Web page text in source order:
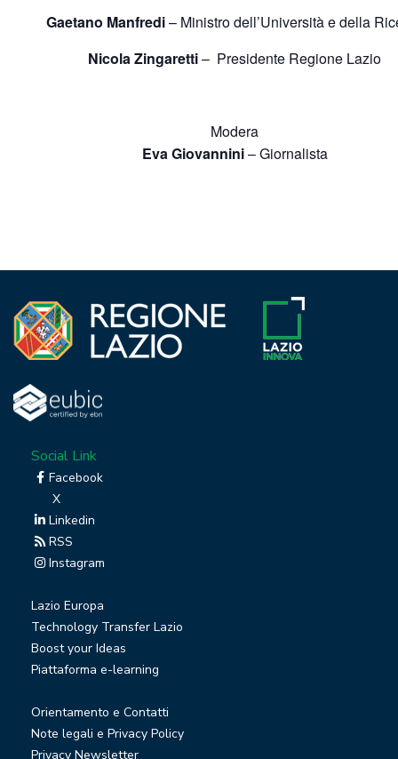
Gaetano Manfredi– Ministro dell’Università e della
Nicola Zingaretti– Presidente Regione Lazio
Modera
Eva Giovannini– Giornalista
Social Link
Facebook
X
Linkedin
RSS
Instagram
Lazio Europa
Technology Transfer Lazio
Boost your Ideas
Piattaforma e-learning
Orientamento e Contatti
Note legali e Privacy Policy
Privacy Newsletter